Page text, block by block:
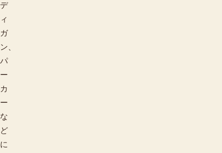
デ
ィ
ガ
ン、
パ
ー
カ
ー
な
ど
に